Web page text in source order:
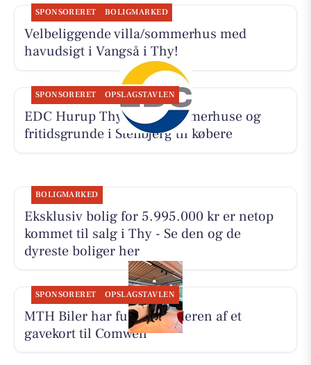
SPONSORERET BOLIGMARKED
Velbeliggende villa/sommerhus med
havudsigt i Vangså i Thy!
SPONSORERET OPSLAGSTAVLEN
EDC Hurup Thy søger sommerhuse og
fritidsgrunde i Stenbjerg til købere
BOLIGMARKED
Eksklusiv bolig for 5.995.000 kr er netop
kommet til salg i Thy - Se den og de
dyreste boliger her
SPONSORERET OPSLAGSTAVLEN
MTH Biler har fundet vinderen af et
gavekort til Comwell